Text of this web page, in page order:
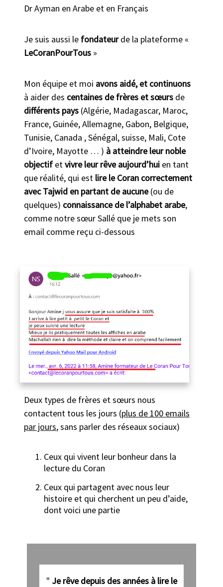
Dr Ayman en Arabe et en Français
Je suis aussi le fondateurde la plateforme «
LeCoranPourTous »
Mon équipe et moi avons aidé, et continuons
à aider des centaines de frères et sœurs de
différents pays (Algérie, Madagascar, Maroc,
France, Guinée, Allemagne, Gabon, Belgique,
Tunisie, Canada , Sénégal, suisse, Mali, Cote
d’Ivoire, Mayotte … ) à atteindre leur noble
objectifetvivre leur rêve aujourd’hui en tant
que réalité, qui est lire le Coran correctement
avec Tajwid en partant de aucune(ou de
quelques) connaissance de l’alphabet arabe,
comme notre sœur Sallé que je mets son
email comme reçu ci-dessous
Deux types de frères et sœurs nous
contactent tous les jours (plus de 100 emails
par jours, sans parler des réseaux sociaux)
Ceux qui vivent leur bonheur dans la
lecture du Coran
Ceux qui partagent avec nous leur
histoire et qui cherchent un peu d’aide,
dont voici une partie
" Je rêve depuis des années à lire le